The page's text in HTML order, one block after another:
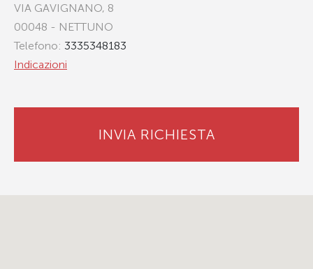
VIA GAVIGNANO, 8
00048 - NETTUNO
Telefono: 3335348183
Indicazioni
INVIA RICHIESTA